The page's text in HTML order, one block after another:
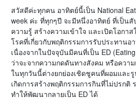
สวัสดีค่ะทุกคน อาทิตย์นี้เป็น National
week ค่ะ ที่ทุกๆปี จะมีหนึ่งอาทิตย์ ที่เป็น
ความรู้ สร้างความเข้าใจ และเปิดโอกา
โรคที่เกี่ยวกับพฤติกรรมการรับประทาน
เนื่องจากในปัจจุบันมีคนที่เป็น ED
ว่าจะจากความกดดันทางสังคม หรือควา
ในทุกวันนี้ต่างยกย่องเชิดชูคนที่ผอมและ
เกิดการสร้างพฤติกรรมการกินที่ไม่ปรกติ
ทำให้พัฒนากลายเป็น ED ได้